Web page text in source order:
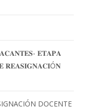
𝐄𝐓𝐀𝐏𝐀
𝐑𝐄𝐀𝐒𝐈𝐆𝐍𝐀𝐂𝐈Ó𝐍
DOCENTE